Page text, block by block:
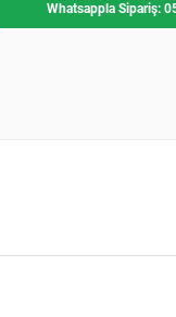
Whatsappla Sipariş: